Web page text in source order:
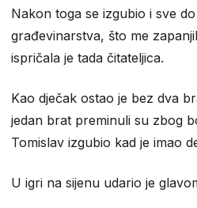
Nakon toga se izgubio i sve
građevinarstva, što me
ispričala je tada čitateljica.
Kao dječak ostao je bez dva
jedan brat preminuli su zbog
Tomislav izgubio kad je imao
U igri na sijenu udario je